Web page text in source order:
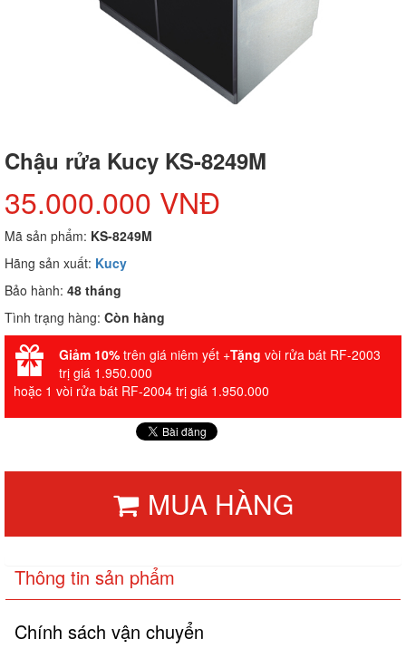
Chậu rửa Kucy KS-8249M
35.000.000 VNĐ
Mã sản phẩm: KS-8249M
Hãng sản xuất: Kucy
Bảo hành: 48 tháng
Tình trạng hàng: Còn hàng
Giảm 10% trên giá niêm yết +Tặng vòi rửa bát RF-2003
trị giá 1.950.000
hoặc 1 vòi rửa bát RF-2004 trị giá 1.950.000
MUA HÀNG
Thông tin sản phẩm
Chính sách vận chuyển